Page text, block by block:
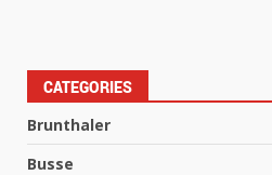
CATEGORIES
Brunthaler
Busse